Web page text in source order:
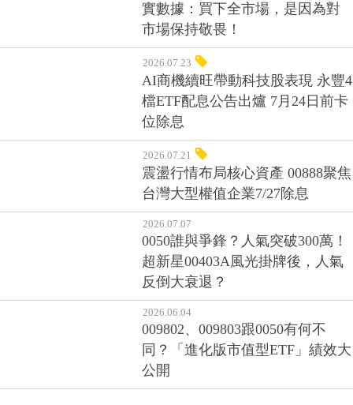
實數據：買下全市場，是因為對
市場保持敬畏！
2026.07.23
AI商機續旺帶動科技股表現 永豐4
檔ETF配息公告出爐 7月24日前卡
位除息
2026.07.21
震盪行情布局核心資產 00888聚焦
台灣大型權值企業7/27除息
2026.07.07
0050誰與爭鋒？人氣突破300萬！
超新星00403A風光掛牌後，人氣
反倒大衰退？
2026.06.04
009802、009803跟0050有何不
同？「進化版市值型ETF」績效大
公開